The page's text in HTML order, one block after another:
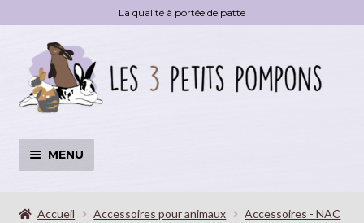
La qualité à portée de patte
Aller
navigation
Aller
au
contenu
MENU
LE
Accueil Accessoires pour animaux
Accessoires - NAC